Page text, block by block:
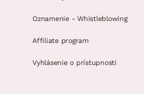
Oznamenie - Whistleblowing
Affiliate program
Vyhlásenie o prístupnosti